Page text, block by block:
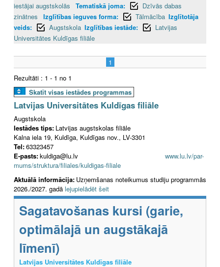
iestājai augstskolās
Tematiskā joma:
Dzīvās dabas
zinātnes
Izglītības ieguves forma: Tālmācība Izglītotāja
veids:
Augstskola Izglītības iestāde:
Latvijas
Universitātes Kuldīgas filiāle
1
Rezultāti : 1 - 1 no 1
Skatīt visas iestādes programmas
Latvijas Universitātes Kuldīgas filiāle
Augstskola
Iestādes tips: Latvijas augstskolas filiāle
Kalna iela 19, Kuldīga, Kuldīgas nov., LV-3301
Tel:63323457
E-pasts:kuldiga@lu.lv www.lu.lv/par-
mums/struktura/filiales/kuldigas-filiale
Aktuālā informācija: Uzņemšanas noteikumus studiju programmās
2026./2027. gadā lejupielādēt šeit
Sagatavošanas kursi (garie,
optimālajā un augstākajā
līmenī)
Latvijas Universitātes Kuldīgas filiāle